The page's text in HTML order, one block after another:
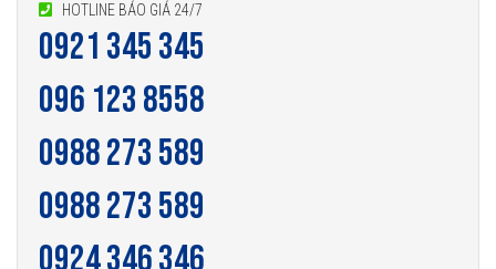
HOTLINE BÁO GIÁ 24/7
0921 345 345
096 123 8558
0988 273 589
0988 273 589
0924 346 346